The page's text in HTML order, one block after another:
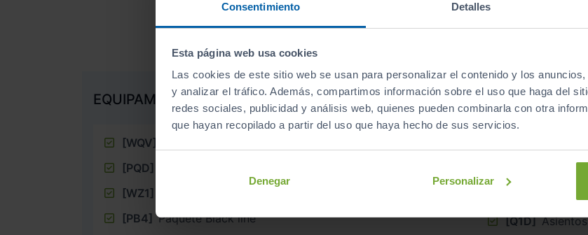
Consentimiento Detalles
Esta página web usa cookies
Las cookies de este sitio web se usan para personalizar el contenido y los
y analizar el tráfico. Además, compartimos información sobre el uso que haga del
redes sociales, publicidad y análisis web, quienes pueden combinarla con otra
que hayan recopilado a partir del uso que haya hecho de sus servicios.
Denegar Personalizar
EQUIPAMIENTO EXTRA
[WQV]
[PQD]
[WZ1]
[PB4] Paquete Black line
[9X9]
Audi
[Q1D]